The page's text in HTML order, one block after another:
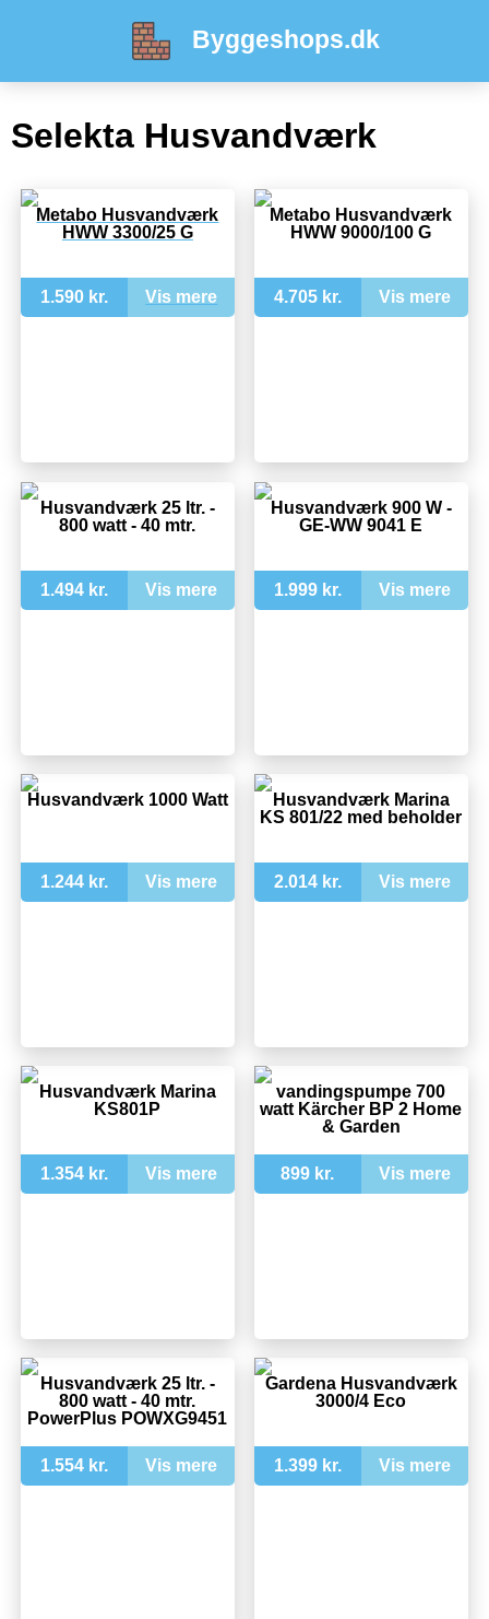
Byggeshops.dk
Selekta Husvandværk
Metabo Husvandværk
HWW 3300/25 G
1.590 kr. Vis mere
Metabo Husvandværk
HWW 9000/100 G
4.705 kr. Vis mere
Husvandværk 25 ltr. -
800 watt - 40 mtr.
1.494 kr. Vis mere
Husvandværk 900 W -
GE-WW 9041 E
1.999 kr. Vis mere
Husvandværk 1000 Watt
1.244 kr. Vis mere
Husvandværk Marina
KS 801/22 med beholder
2.014 kr. Vis mere
Husvandværk Marina
KS801P
1.354 kr. Vis mere
vandingspumpe 700
watt Kärcher BP 2 Home
& Garden
899 kr. Vis mere
Husvandværk 25 ltr. -
800 watt - 40 mtr.
PowerPlus POWXG9451
1.554 kr. Vis mere
Gardena Husvandværk
3000/4 Eco
1.399 kr. Vis mere